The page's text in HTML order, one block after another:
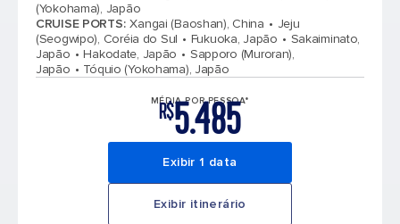
(Yokohama), Japão
CRUISE PORTS: Xangai (Baoshan), China
Jeju
(Seogwipo), Coréia do Sul
Fukuoka, Japão
Sakaiminato,
Japão
Hakodate, Japão
Sapporo (Muroran),
Japão
Tóquio (Yokohama), Japão
MÉDIA POR PESSOA*
R$5.485
Exibir 1 data
Exibir itinerário